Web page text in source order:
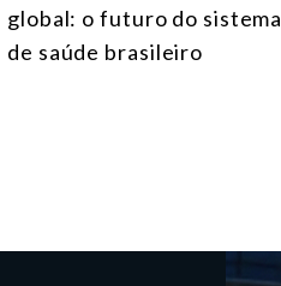
global: o futuro do sistema
de saúde brasileiro